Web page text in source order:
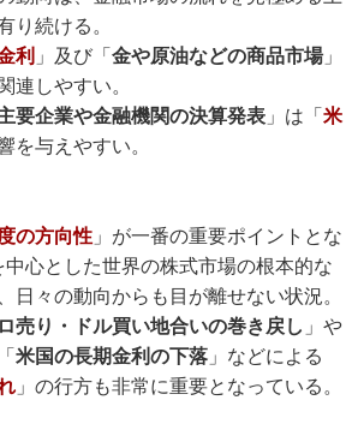
り続ける。
利 」及び「 金や原油などの商品市場」
連しやすい。
要企業や金融機関の決算発表 」は「 米
を与えやすい。
の方向性 」が一番の重要ポイントとな
心とした世界の株式市場の根本的な
日々の動向からも目が離せない状況。
売り・ドル買い地合いの巻き戻し 」や
米国の長期金利の下落 」などによる
」の行方も非常に重要となっている。